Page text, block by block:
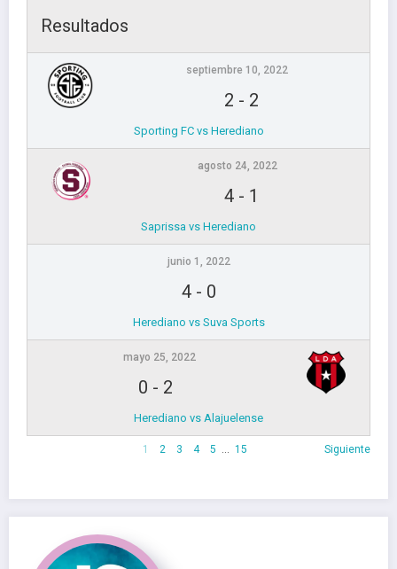
Resultados
septiembre 10, 2022
2 - 2
Sporting FC vs Herediano
agosto 24, 2022
4 - 1
Saprissa vs Herediano
junio 1, 2022
4- 0
Herediano vs Suva Sports
mayo 25, 2022
0 - 2
Herediano vs Alajuelense
1 2 3 4 5 … 15 Siguiente